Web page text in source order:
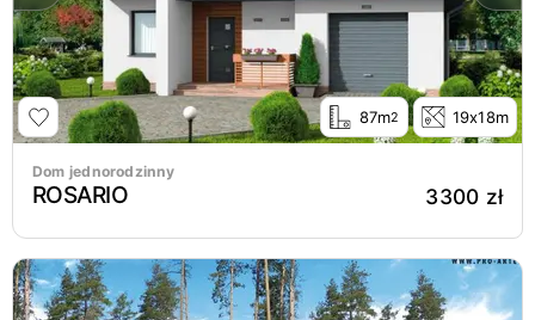
87m2 19x18m
Dom jednorodzinny
ROSARIO 3300 zł